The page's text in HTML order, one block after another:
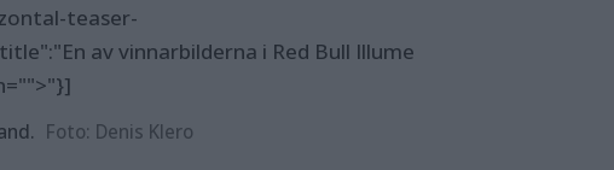
teaser-
av vinnarbilderna i Red Bull Illume
Foto: Denis Klero